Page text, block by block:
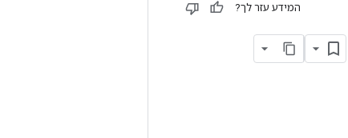
המידע עזר לך?